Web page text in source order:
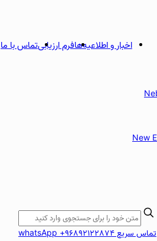
New
اخبار و اطلاعیه‌هافرم ارزیابیتماس با ما
تماس سریع whatsApp +96892122874